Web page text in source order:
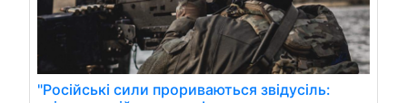
"Російські сили прориваються звідусіль: